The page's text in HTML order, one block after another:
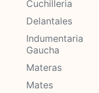
Cuchilleria
Delantales
Indumentaria
Gaucha
Materas
Mates